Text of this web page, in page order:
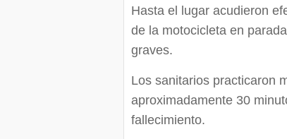
Hasta el lugar acudieron
de la motocicleta en
graves.
Los sanitarios practicaron
aproximadamente 30
fallecimiento.